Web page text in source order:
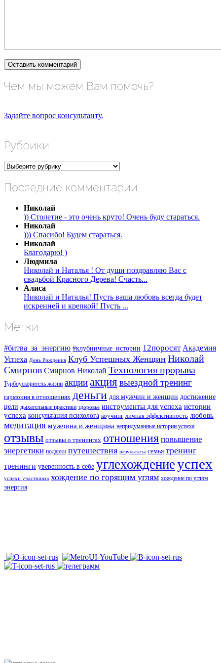
Чем мы можем Вам помочь?
Задайте вопрос консультанту.
Рубрики
Рубрики
Последние комментарии
Николай
)) Столетие - это очень круто! Очень буду стараться.
Николай
))) Спасибо! Будем стараться.
Николай
Благодарю! )
Людмила
Николай и Наталья ! От души поздравляю Вас с
свадьбой Красного Дерева! Счасть...
Алиса
Николай и Наталья! Пусть ваша любовь всегда будет
искренней и крепкой! Пусть ...
Метки
#битва_за_энергию #клубничные_истории 12поросят Академия
Успеха День Рождения Клуб Успешных Женщин Николай
Смирнов Смирнов Николай Технология прорыва
Турбоускоритель жизни акцииакция выездной тренинг
гармония в отношениях деньги для мужчин и женщин достижение
цели дыхательные практики здоровье инструменты для успеха истории
успеха консультация психолога коучинг личная эффективность любовь
медитация мужчина и женщина непридуманные истории успеха
отзывы отзывы о тренингах отношения повышение
энергетики подарки путешествия результаты семья тренинг
тренинги уверенность в себе углехождениеуспех
успехи участников хождение по горящим углям хождение по углям
энергия